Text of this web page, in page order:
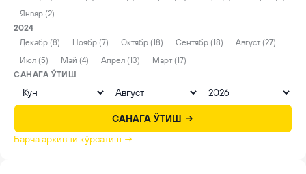
Январ (2)
2024
Декабр (8)
Ноябр (7) Октябр (18) Сентябр (18)
Август (27)
Июл (5)
Май (4) Апрел (13)
Март (17)
САНАГА ЎТИШ
САНАГА ЎТИШ →
Барча архивни кўрсатиш →